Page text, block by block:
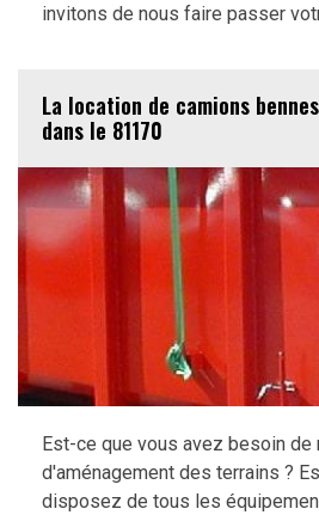
invitons de nous faire passer
La location de camions
dans le 81170
Est-ce que vous avez besoin de
d'aménagement des terrains ?
disposez de tous les